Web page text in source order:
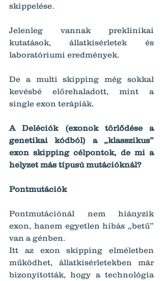
skippelése.
Jelenleg vannak preklinikai
kutatások,
állatkísérletek és
laboratóriumi eredmények.
De a multi skipping még sokkal
kevésbé előrehaladott, mint a
single exon terápiák.
A Deléciók (exonok törlődése a
genetikai kódból) a „klasszikus”
exon skipping célpontok, de mi a
helyzet más típusú mutációknál?
Pontmutációk
Pontmutációnál nem hiányzik
exon, hanem egyetlen hibás „betű”
van a génben.
Itt az exon skipping elméletben
működhet, állatkísérletekben már
bizonyították, hogy a technológia